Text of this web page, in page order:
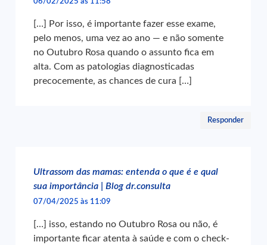
[…] Por isso, é importante fazer esse exame,
pelo menos, uma vez ao ano — e não somente
no Outubro Rosa quando o assunto fica em
alta. Com as patologias diagnosticadas
precocemente, as chances de cura […]
Responder
Ultrassom das mamas: entenda o que é e qual
sua importância | Blog dr.consulta
07/04/2025 às 11:09
[…] isso, estando no Outubro Rosa ou não, é
importante ficar atenta à saúde e com o check-